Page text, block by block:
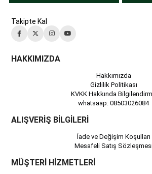
Takipte Kal
HAKKIMIZDA
Hakkımızda
Gizlilik Politikası
KVKK Hakkında
whatsaap: 08503026084
ALIŞVERİŞ BİLGİLERİ
İade ve Değişim Koşulları
Mesafeli Satış
MÜŞTERİ HİZMETLERİ